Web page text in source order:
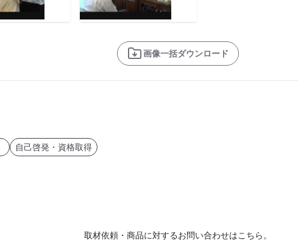
画像一括ダウンロード
自己啓発・資格取得
取材依頼・商品に対するお問い合わせはこちら。